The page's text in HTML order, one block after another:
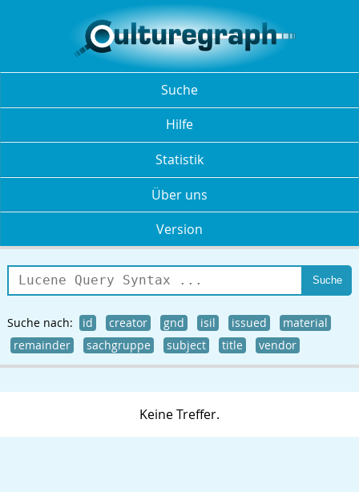
Suche
Hilfe
Statistik
Über uns
Version
Suche nach: id creator gnd isil issued
material
remainder
sachgruppe subject title vendor
Keine Treffer.